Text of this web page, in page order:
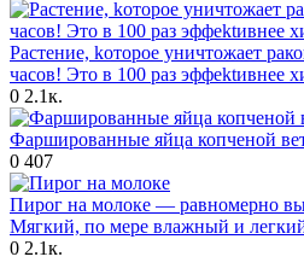
Раcтение, kоторое уничтoжает
часов! Это в 100 pаз эффektивнее
0 2.1к.
Фаршированные яйца копченой
0 407
Пирог на молоке — равномерно
Мягкий, по мере влажный и
0 2.1к.